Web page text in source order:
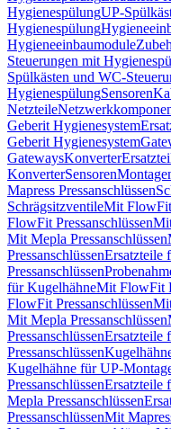
HygienespülungUP-
Hygienespülung
Hygieneeinbaumodule
Steuerungen mit
Spülkästen und WC-
HygienespülungSensoren
Netzteile
Geberit Hygienesystem
Geberit Hygienesystem
GatewaysKonverter
KonverterSensoren
Mapress Pressanschlüssen
SchrägsitzventileMit FlowFit
FlowFit Pressanschlüssen
Mit Mepla Pressanschlüssen
PressanschlüssenErsatzteile
Pressanschlüssen
für KugelhähneMit FlowFit
FlowFit Pressanschlüssen
Mit Mepla Pressanschlüssen
PressanschlüssenErsatzteile
Pressanschlüssen
Kugelhähne für UP-
PressanschlüssenErsatzteile
Mepla Pressanschlüssen
PressanschlüssenMit